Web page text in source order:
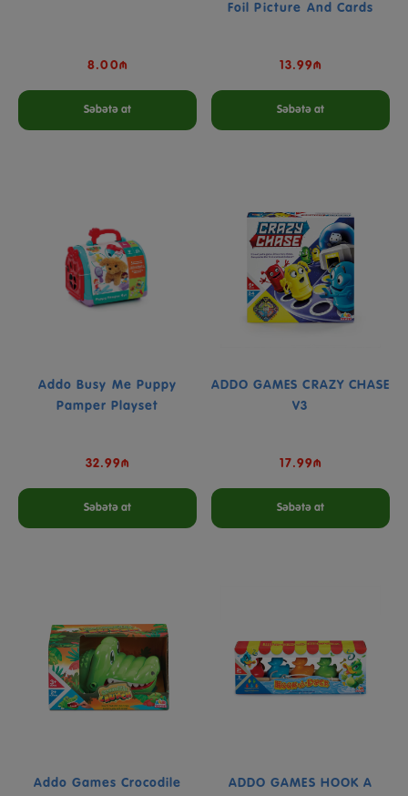
8.00₼
Səbətə at
Foil Picture And Cards
13.99₼
Səbətə at
Addo Busy Me Puppy
Pamper Playset
32.99₼
Səbətə at
ADDO GAMES CRAZY CHASE
V3
17.99₼
Səbətə at
Addo Games Crocodile
ADDO GAMES HOOK A